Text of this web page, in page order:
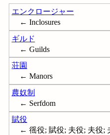
エンクロージャー
← Inclosures
ギルド
← Guilds
荘園
← Manors
農奴制
← Serfdom
賦役
← 徭役; 賦役; 夫役; 夫役;